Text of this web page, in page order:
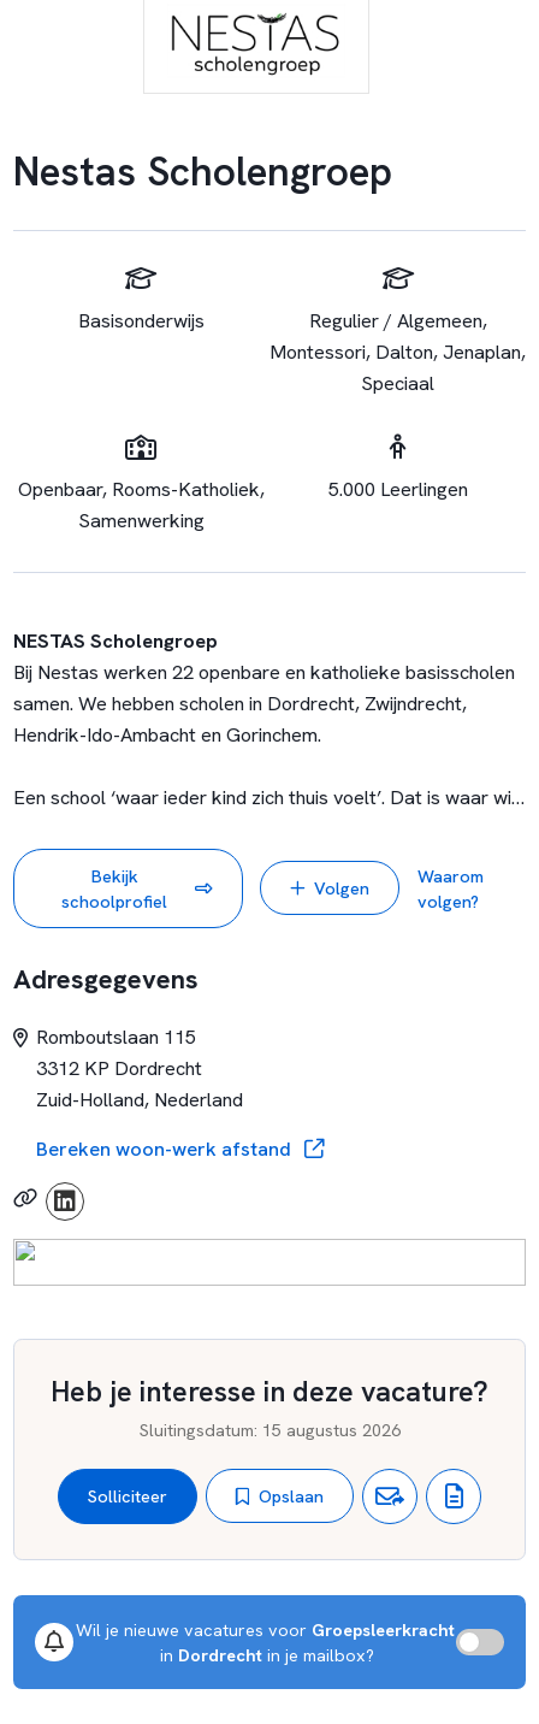
Nestas Scholengroep
Basisonderwijs
Regulier / Algemeen,
Montessori, Dalton, Jenaplan,
Speciaal
Openbaar, Rooms-Katholiek,
Samenwerking
5.000 Leerlingen
NESTAS Scholengroep
Bij Nestas werken 22 openbare en katholieke basisscholen
samen. We hebben scholen in Dordrecht, Zwijndrecht,
Hendrik-Ido-Ambacht en Gorinchem.
Een school ‘waar ieder kind zich thuis voelt’. Dat is waar wij
verschil en zorgen samen voor een warm nest met kansen
voor iedereen. Regulier, Jenaplan, Montessori, Dalton of
speciaal basisonderwijs. Je vindt het allemaal bij ons.
Help jij mee om ieder kind het beste onderwijs te geven? We
www.nestas-scholengroep.nl
Bekijk
schoolprofiel
Volgen
Waarom
volgen?
Adresgegevens
Romboutslaan 115
3312 KP Dordrecht
Zuid-Holland, Nederland
Bereken woon-werk afstand
Heb je interesse in deze vacature?
Sluitingsdatum: 15 augustus 2026
Solliciteer Opslaan
Wil je nieuwe vacatures voor Groepsleerkracht
in Dordrecht in je mailbox?